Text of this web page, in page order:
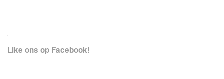
Like ons op Facebook!